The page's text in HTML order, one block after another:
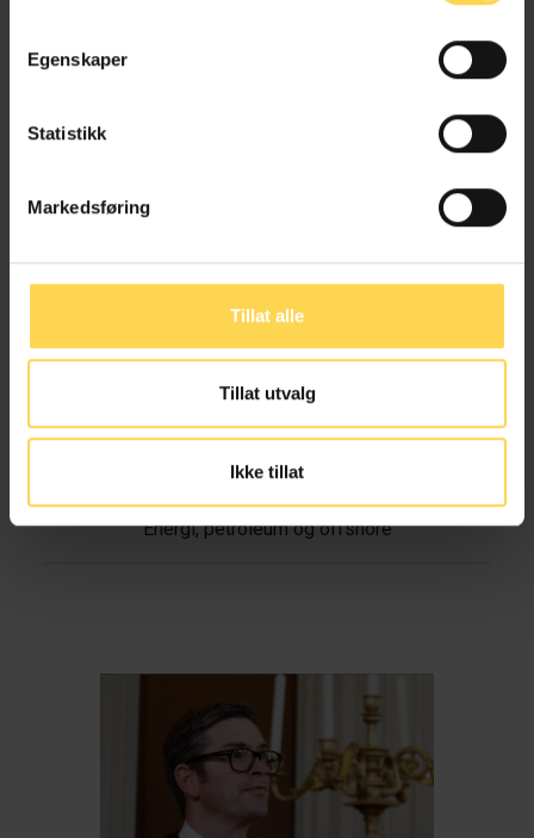
Egenskaper
Statistikk
Markedsføring
Tillat alle
Tillat utvalg
Ikke tillat
Energi, petroleum og offshore